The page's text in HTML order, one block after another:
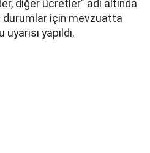
diğer ücretler" adı altında
durumlar için mevzuatta
yapıldı.